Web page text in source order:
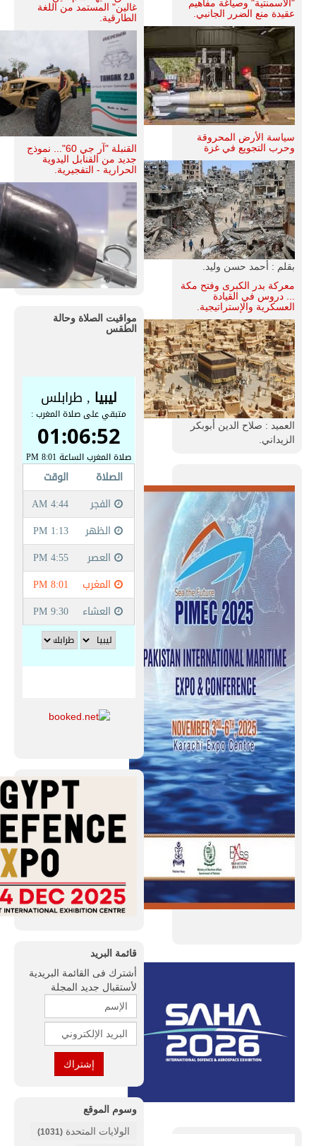
"الأسمنتية" وصياغة مفاهيم
عقيدة منع الضرر الجانبي.
سياسة الأرض المحروقة
وحرب التجويع في غزة
بقلم : أحمد حسن وليد.
معركة بدر الكبرى وفتح مكة
... دروس في القيادة
العسكرية والإستراتيجية.
العميد : صلاح الدين أبوبكر
الزيداني.
غالين" المستمد من اللغة
الطارقية.
القنبلة "آر جي 60"... نموذج
جديد من القنابل اليدوية
الحرارية - التفجيرية.
مواقيت الصلاة وحالة
الطقس
قائمة البريد
أشترك فى القائمة البريدية
لأستقبال جديد المجلة
وسوم الموقع
الولايات المتحدة (1031)